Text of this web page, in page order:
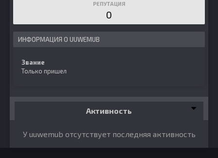
РЕПУТАЦИЯ
0
ИНФОРМАЦИЯ О UUWEMUB
Звание
Только пришел
Активность
У uuwemub отсутствует последняя активность